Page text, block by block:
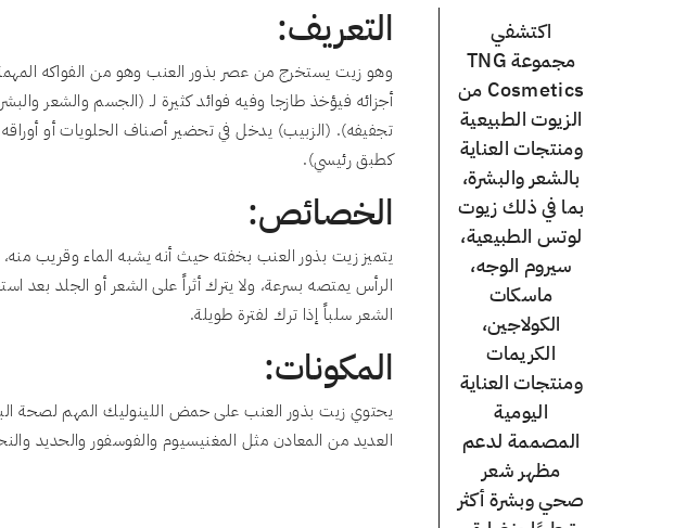
اكتشفي
مجموعة TNG
Cosmetics من
الزيوت الطبيعية
ومنتجات العناية
بالشعر والبشرة،
بما في ذلك زيوت
لوتس الطبيعية،
سيروم الوجه،
ماسكات
الكولاجين،
الكريمات
ومنتجات العناية
اليومية
المصممة لدعم
مظهر شعر
صحي وبشرة أكثر
التعريف:
وهو زيت يستخرج من عصر بذور العنب وهو من الفواكه
أجزائه فيؤخذ طازجا وفيه فوائد كثيرة لـ (الجسم والشعر
تجفيفه). (الزبيب) يدخل في تحضير أصناف الحلويات أو
كطبق رئيسي).
الخصائص:
يتميز زيت بذور العنب بخفته حيث أنه يشبه الماء وقريب
الرأس يمتصه بسرعة، ولا يترك أثراً على الشعر أو الجلد بعد
الشعر سلباً إذا ترك لفترة طويلة.
المكونات:
يحتوي زيت بذور العنب على حمض اللينوليك المهم لصحة
العديد من المعادن مثل المغنيسيوم والفوسفور والحديد